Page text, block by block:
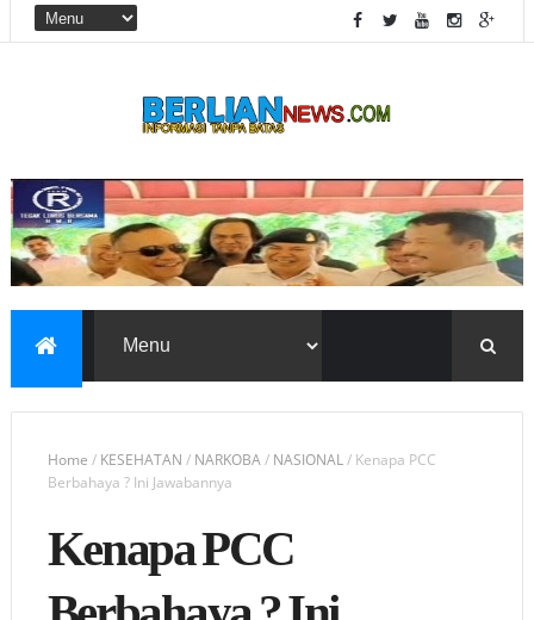
Home / KESEHATAN / NARKOBA/ NASIONAL/ Kenapa PCC
Berbahaya ? Ini Jawabannya
Kenapa PCC